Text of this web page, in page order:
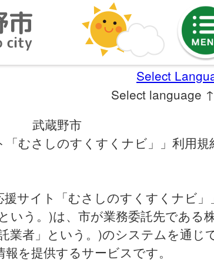
Select
Select language
武蔵野市
「むさしのすくすくナビ」」利用規
サイト「むさしのすくすくナビ」
いう。)は、市が業務委託先である
業者」という。)のシステムを通じて
を提供するサービスです。